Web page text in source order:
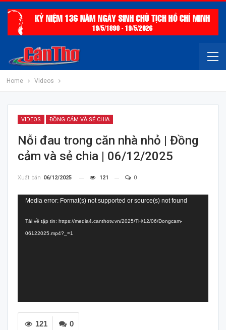
Home Videos
VIDEOS ĐỒNG CẢM VÀ SẺ CHIA
Nỗi đau trong căn nhà nhỏ | Đồng
cảm và sẻ chia | 06/12/2025
Xuất bản 06/12/2025 121 0
Trình
Video
Media error: Format(s) not supported or source(s) not found
Tải về tập tin: https://media4.canthotv.vn/2025/TH/12/06/Dongcam-
06122025.mp4?_=1
0
121